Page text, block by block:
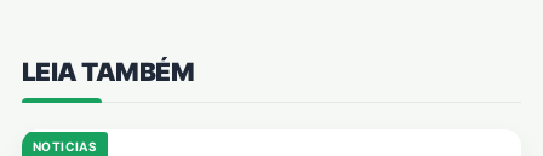
LEIA TAMBÉM
NOTICIAS